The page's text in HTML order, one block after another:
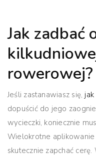
Jak zadbać
rowerowej?
Jeśli zastanawiasz się,
dopuścić do jego
wycieczki, koniecznie
Wielokrotne
skutecznie zapchać